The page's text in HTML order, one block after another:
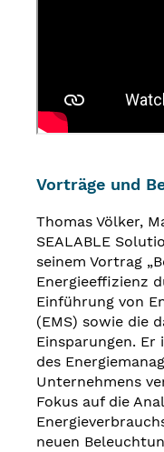
Vorträge und
Thomas Völker,
SEALABLE
seinem Vortrag
Energieeffizienz
Einführung von
(EMS) sowie die
Einsparungen.
des
Unternehmens
Fokus auf die
neuen